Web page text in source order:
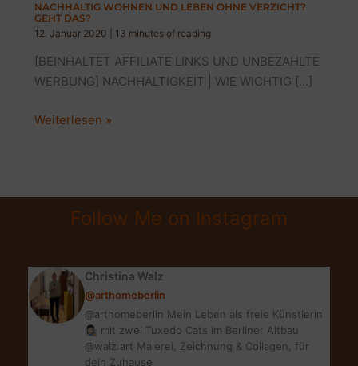
NACHHALTIG WOHNEN UND LEBEN OHNE VERZICHT?
GEHT DAS?
12. Januar 2020
13 minutes of reading
[BEINHALTET AFFILIATE LINKS UND UNBEZAHLTE
WERBUNG] NACHHALTIGKEIT | WIE WICHTIG […]
NACHHALTIG
OHNE
VERZICHT?
Weiterlesen »
Follow Me on Instagram
Christina Walz
@arthomeberlin
@arthomeberlin Mein Leben als freie Künstlerin
👩🏻‍🎨 mit zwei Tuxedo Cats im Berliner Altbau
@walz.art Malerei, Zeichnung & Collagen, für
dein Zuhause